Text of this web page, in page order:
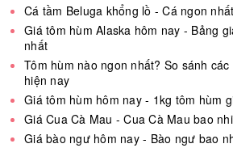
Cá tầm Beluga khổng lồ - Cá ngon
Giá tôm hùm Alaska hôm nay - Bảng
nhất
Tôm hùm nào ngon nhất? So sánh
hiện nay
Giá tôm hùm hôm nay - 1kg tôm hùm
Giá Cua Cà Mau - Cua Cà Mau bao
Giá bào ngư hôm nay - Bào ngư bao